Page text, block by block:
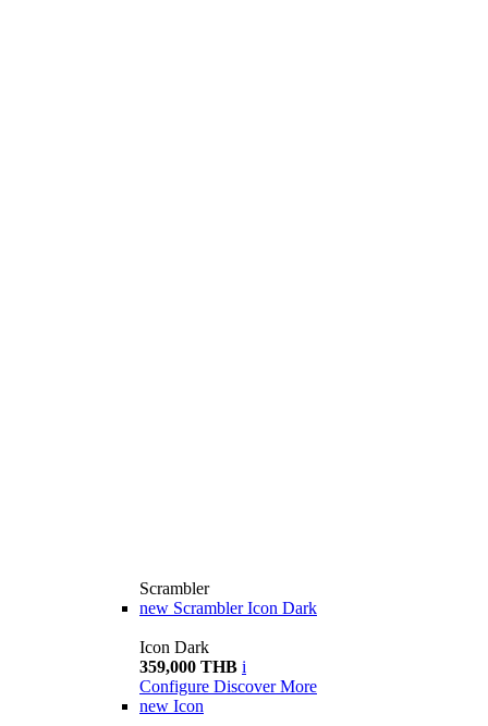
Scrambler
new Scrambler Icon Dark
Icon Dark
359,000 THB i
Configure Discover More
new Icon